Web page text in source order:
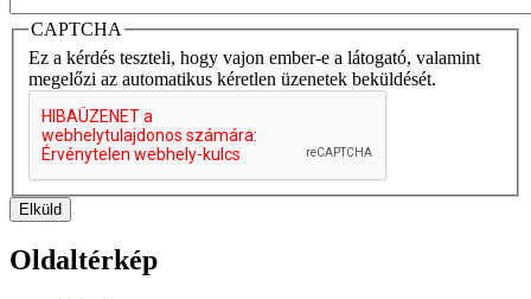
CAPTCHA
Ez a kérdés teszteli, hogy vajon ember-e a látogató, valamint
megelőzi az automatikus kéretlen üzenetek beküldését.
Elküld
Oldaltérkép